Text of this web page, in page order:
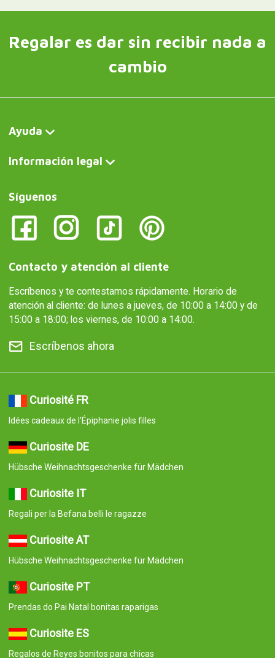
Regalar es dar sin recibir nada a
cambio
Ayuda
Información legal
Síguenos
Contacto y atención al cliente
Escríbenos y te contestamos rápidamente. Horario de
atención al cliente: de lunes a jueves, de 10:00 a 14:00 y de
15:00 a 18:00; los viernes, de 10:00 a 14:00.
Escríbenos ahora
Curiosité FR
Idées cadeaux de l'Épiphanie jolis filles
Curiosite DE
Hübsche Weihnachtsgeschenke für Mädchen
Curiosite IT
Regali per la Befana belli le ragazze
Curiosite AT
Hübsche Weihnachtsgeschenke für Mädchen
Curiosite PT
Prendas do Pai Natal bonitas raparigas
Curiosite ES
Regalos de Reyes bonitos para chicas